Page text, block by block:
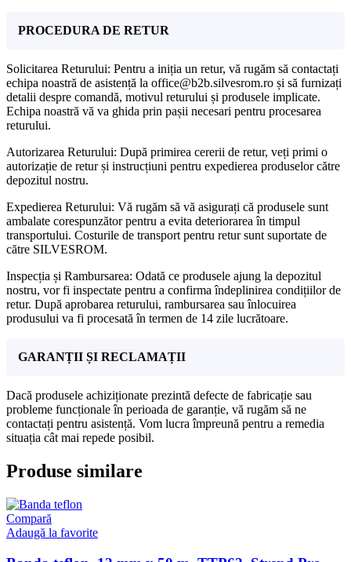
PROCEDURA DE RETUR
Solicitarea Returului: Pentru a iniția un retur, vă rugăm să contactați
echipa noastră de asistență la office@b2b.silvesrom.ro și să furnizați
detalii despre comandă, motivul returului și produsele implicate.
Echipa noastră vă va ghida prin pașii necesari pentru procesarea
returului.
Autorizarea Returului: După primirea cererii de retur, veți primi o
autorizație de retur și instrucțiuni pentru expedierea produselor către
depozitul nostru.
Expedierea Returului: Vă rugăm să vă asigurați că produsele sunt
ambalate corespunzător pentru a evita deteriorarea în timpul
transportului. Costurile de transport pentru retur sunt suportate de
către SILVESROM.
Inspecția și Rambursarea: Odată ce produsele ajung la depozitul
nostru, vor fi inspectate pentru a confirma îndeplinirea condițiilor de
retur. După aprobarea returului, rambursarea sau înlocuirea
produsului va fi procesată în termen de 14 zile lucrătoare.
GARANȚII ȘI RECLAMAȚII
Dacă produsele achiziționate prezintă defecte de fabricație sau
probleme funcționale în perioada de garanție, vă rugăm să ne
contactați pentru asistență. Vom lucra împreună pentru a remedia
situația cât mai repede posibil.
Produse similare
Compară
Adaugă la favorite